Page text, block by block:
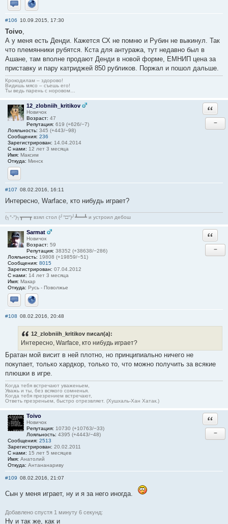
Отправить личное сообщение
Сайт
#106 10.09.2015, 17:30
Toivo,
А у меня есть Денди. Кажется СХ не помню и Рубин не выкинул. Так
что племянники рубятся. Кста для антуража, тут недавно был в
Ашане, там вполне продают Денди в новой форме, ЕМНИП цена за
приставку и пару катриджей 850 рубликов. Поржал и пошол дальше.
Крокодилам – здорово!
Видишь мясо – съешь его!
Ты ведь парень с норовом…
12_zlobniih_kritikov
Новичок
Возраст: 47
Репутация: 619 (+626/−7)
Лояльность: 345 (+443/−98)
Сообщения: 236
Зарегистрирован: 14.04.2014
С нами: 12 лет 3 месяца
Имя: Максим
Откуда: Минск
Отправить личное сообщение
−
#107 08.02.2016, 16:11
Интересно, Warface, кто нибудь играет?
(╮°-°)╮┳━━┳ взял стол (╯°□°)╯┻━━┻ и устроил дебош
Sarmat
Новичок
Возраст: 59
Репутация: 38352 (+38638/−286)
Лояльность: 19808 (+19859/−51)
Сообщения: 8015
Зарегистрирован: 07.04.2012
С нами: 14 лет 3 месяца
Имя: Макар
Откуда: Русь - Поволжье
Отправить личное сообщение
Сайт
−
#108 08.02.2016, 20:48
12_zlobniih_kritikov писал(а):
Интересно, Warface, кто нибудь играет?
Братан мой висит в ней плотно, но принципиально ничего не
покупает, только хардкор, только то, что можно получить за всякие
плюшки в игре.
Когда тебя встречают уваженьем,
Уважь и ты, без всякого сомненья.
Когда тебя презрением встречают,
Ответь презреньем, быстро отрезвляет. (Хушхаль-Хан Хатак.)
Toivo
Новичок
Репутация: 10730 (+10763/−33)
Лояльность: 4395 (+4443/−48)
Сообщения: 2513
Зарегистрирован: 20.02.2011
С нами: 15 лет 5 месяцев
Имя: Анатолий
Откуда: Антананариву
−
#109 08.02.2016, 21:07
Сын у меня играет, ну и я за него иногда.
Добавлено спустя 1 минуту 6 секунд:
Ну и так же, как и